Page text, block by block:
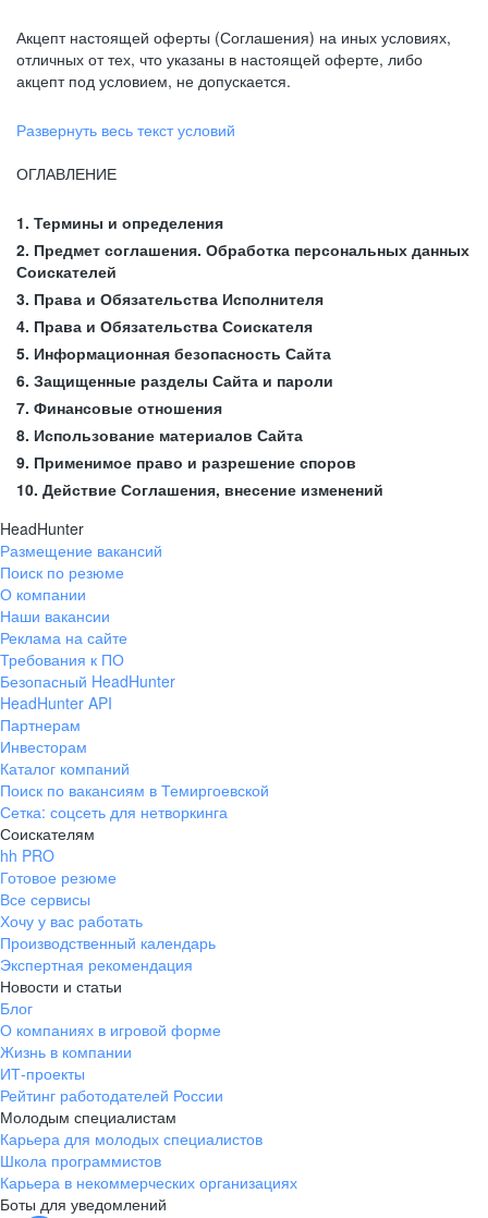
Акцепт настоящей оферты (Соглашения) на иных условиях,
отличных от тех, что указаны в настоящей оферте, либо
акцепт под условием, не допускается.
Развернуть весь текст условий
ОГЛАВЛЕНИЕ
1. Термины и определения
2. Предмет соглашения. Обработка персональных данных
Соискателей
3. Права и Обязательства Исполнителя
4. Права и Обязательства Соискателя
5. Информационная безопасность Сайта
6. Защищенные разделы Сайта и пароли
7. Финансовые отношения
8. Использование материалов Сайта
9. Применимое право и разрешение споров
10. Действие Соглашения, внесение изменений
HeadHunter
Размещение вакансий
Поиск по резюме
О компании
Наши вакансии
Реклама на сайте
Требования к ПО
Безопасный HeadHunter
HeadHunter API
Партнерам
Инвесторам
Каталог компаний
Поиск по вакансиям в Темиргоевской
Сетка: соцсеть для нетворкинга
Соискателям
hh PRO
Готовое резюме
Все сервисы
Хочу у вас работать
Производственный календарь
Экспертная рекомендация
Новости и статьи
Блог
О компаниях в игровой форме
Жизнь в компании
ИТ-проекты
Рейтинг работодателей России
Молодым специалистам
Карьера для молодых специалистов
Школа программистов
Карьера в некоммерческих организациях
Боты для уведомлений